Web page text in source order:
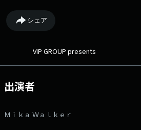
シェア
VIP GROUP presents
出演者
Ｍｉｋａ Ｗａｌｋｅｒ